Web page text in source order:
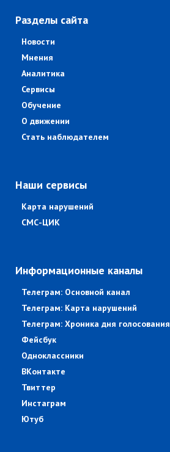
Разделы сайта
Новости
Мнения
Аналитика
Сервисы
Обучение
О движении
Стать наблюдателем
Наши сервисы
Карта нарушений
СМС-ЦИК
Информационные каналы
Телеграм: Основной канал
Телеграм: Карта нарушений
Телеграм: Хроника дня голосования
Фейсбук
Одноклассники
ВКонтакте
Твиттер
Инстаграм
Ютуб